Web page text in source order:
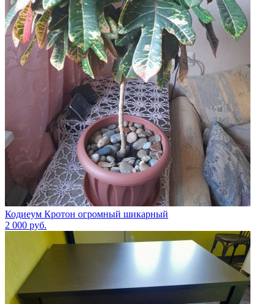
Кодиеум Кротон огромный шикарный
2 000 руб.